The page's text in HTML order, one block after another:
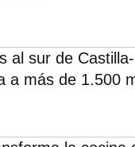
al sur de
a más de 1.500